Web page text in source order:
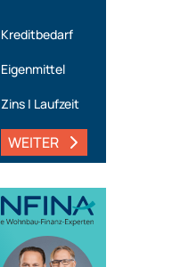
Kreditbedarf
Eigenmittel
Zins | Laufzeit
WEITER